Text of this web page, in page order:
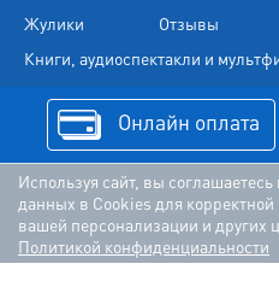
Жулики
Отзывы
Книги, аудиоспектакли и
Онлайн оплата
Используя сайт, вы соглашаетесь
данных в Cookies для корректной
вашей персонализации и других
Политикой конфиденциальности